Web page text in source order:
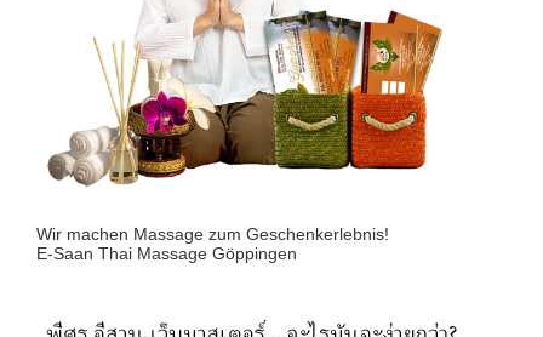
Wir machen Massage zum Geschenkerlebnis!
E-Saan Thai Massage Göppingen